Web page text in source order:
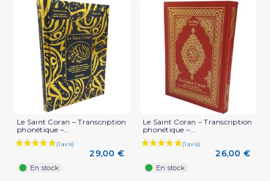
Le Saint Coran – Transcription
phonétique –...
29,00 €
En stock
Le Saint Coran – Transcription
phonétique –...
26,00 €
En stock